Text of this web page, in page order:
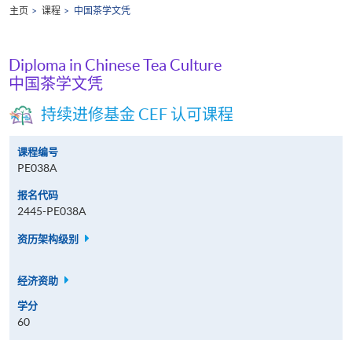
主页 课程 中国茶学文凭
Diploma in Chinese Tea Culture
中国茶学文凭
持续进修基金 CEF 认可课程
课程编号
PE038A
报名代码
2445-PE038A
资历架构级别
经济资助
学分
60